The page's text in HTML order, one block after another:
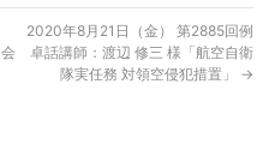
2020年8月21日（金） 第2885回例
会 卓話講師：渡辺 修三 様「航空自衛
隊実任務 対領空侵犯措置」 →